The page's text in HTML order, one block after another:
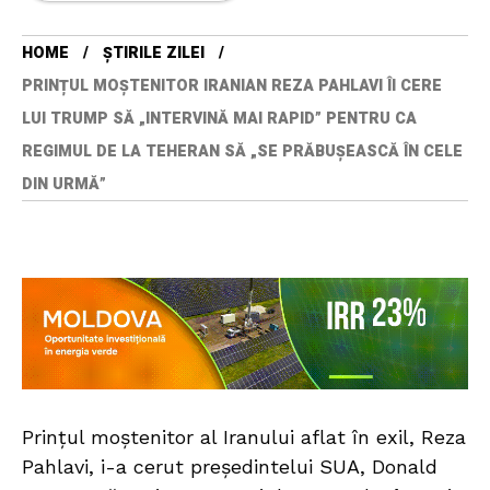
HOME
ȘTIRILE ZILEI
PRINȚUL MOȘTENITOR IRANIAN REZA PAHLAVI ÎI CERE
LUI TRUMP SĂ „INTERVINĂ MAI RAPID” PENTRU CA
REGIMUL DE LA TEHERAN SĂ „SE PRĂBUȘEASCĂ ÎN CELE
DIN URMĂ”
Prințul moștenitor al Iranului aflat în exil, Reza
Pahlavi, i-a cerut președintelui SUA, Donald